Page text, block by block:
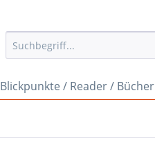
Blickpunkte / Reader / Bücher